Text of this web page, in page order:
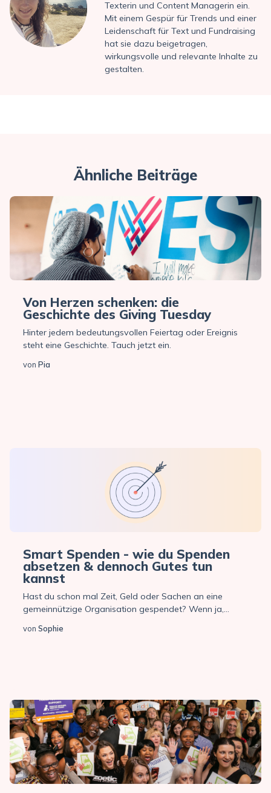
Texterin und Content Managerin ein.
Mit einem Gespür für Trends und einer
Leidenschaft für Text und Fundraising
hat sie dazu beigetragen,
wirkungsvolle und relevante Inhalte zu
gestalten.
Ähnliche Beiträge
Von Herzen schenken: die
Geschichte des Giving Tuesday
Hinter jedem bedeutungsvollen Feiertag oder Ereignis
steht eine Geschichte. Tauch jetzt ein.
vonPia
Smart Spenden - wie du Spenden
absetzen & dennoch Gutes tun
kannst
Hast du schon mal Zeit, Geld oder Sachen an eine
gemeinnützige Organisation gespendet? Wenn ja,...
vonSophie